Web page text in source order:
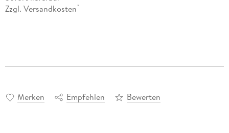
Zzgl. Versandkosten *
Merken Empfehlen Bewerten